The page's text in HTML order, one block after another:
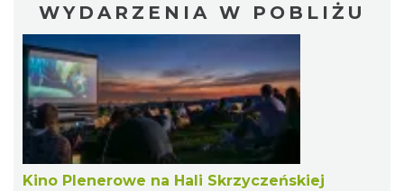
WYDARZENIA W POBLIŻU
Kino Plenerowe na Hali Skrzyczeńskiej